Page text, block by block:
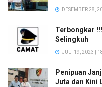
DESEMBER 28,
Terbongkar
Selingkuh
JULI 19, 2023 |
Penipuan
Juta dan Kini